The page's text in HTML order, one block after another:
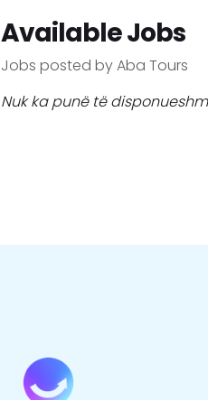
Available Jobs
Jobs posted by Aba Tours
Nuk ka punë të